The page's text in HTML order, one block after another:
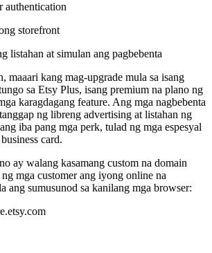
authentication
storefront
listahan at simulan ang pagbebenta
maaari kang mag-upgrade mula sa isang
sa Etsy Plus, isang premium na plano ng
karagdagang feature. Ang mga nagbebenta
ng libreng advertising at listahan ng
iba pang mga perk, tulad ng mga espesyal
card.
ay walang kasamang custom na domain
mga customer ang iyong online na
ang sumusunod sa kanilang mga browser: